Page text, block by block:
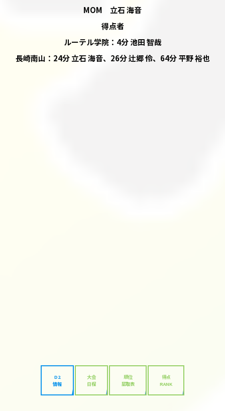
MOM 立石 海音
得点者
ルーテル学院：4分 池田 智哉
長崎南山：24分 立石 海音、26分 辻郷 伶、64分 平野 裕也
D2
情報
大会
日程
順位
星取表
得点
RANK